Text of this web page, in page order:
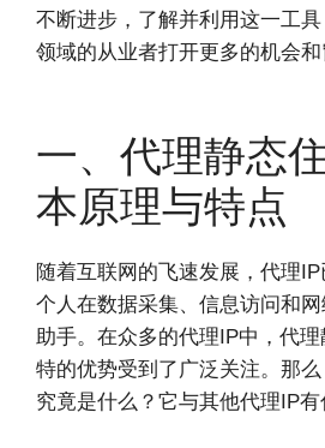
不断进步，了解并利用这一工
领域的从业者打开更多的机会和
一、代理静态
本原理与特点
随着互联网的飞速发展，代理
个人在数据采集、信息访问和
助手。在众多的代理IP中，代
特的优势受到了广泛关注。那
究竟是什么？它与其他代理IP有